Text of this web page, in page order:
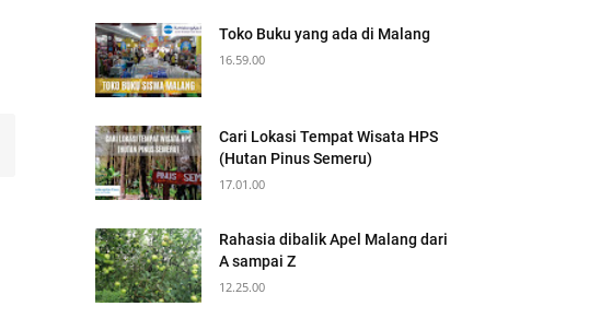
Toko Buku yang ada di Malang
16.59.00
Cari Lokasi Tempat Wisata HPS
(Hutan Pinus Semeru)
17.01.00
Rahasia dibalik Apel Malang dari
A sampai Z
12.25.00